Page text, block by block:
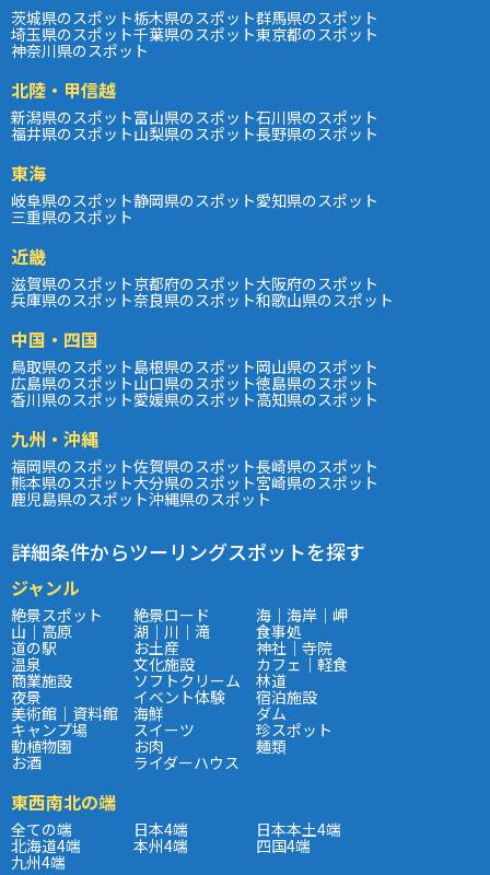
茨城県のスポット栃木県のスポット群馬県のスポット
埼玉県のスポット千葉県のスポット東京都のスポット
神奈川県のスポット
北陸・甲信越
新潟県のスポット富山県のスポット石川県のスポット
福井県のスポット山梨県のスポット長野県のスポット
東海
岐阜県のスポット静岡県のスポット愛知県のスポット
三重県のスポット
近畿
滋賀県のスポット京都府のスポット大阪府のスポット
兵庫県のスポット奈良県のスポット和歌山県のスポット
中国・四国
鳥取県のスポット島根県のスポット岡山県のスポット
広島県のスポット山口県のスポット徳島県のスポット
香川県のスポット愛媛県のスポット高知県のスポット
九州・沖縄
福岡県のスポット佐賀県のスポット長崎県のスポット
熊本県のスポット大分県のスポット宮崎県のスポット
鹿児島県のスポット沖縄県のスポット
詳細条件からツーリングスポットを探す
ジャンル
絶景スポット 絶景ロード 海｜海岸｜岬
山｜高原 湖｜川｜滝 食事処
道の駅 お土産 神社｜寺院
温泉 文化施設 カフェ｜軽食
商業施設 ソフトクリーム 林道
夜景 イベント体験 宿泊施設
美術館｜資料館 海鮮 ダム
キャンプ場 スイーツ 珍スポット
動植物園 お肉 麺類
お酒 ライダーハウス
東西南北の端
全ての端 日本4端 日本本土4端
北海道4端 本州4端 四国4端
九州4端